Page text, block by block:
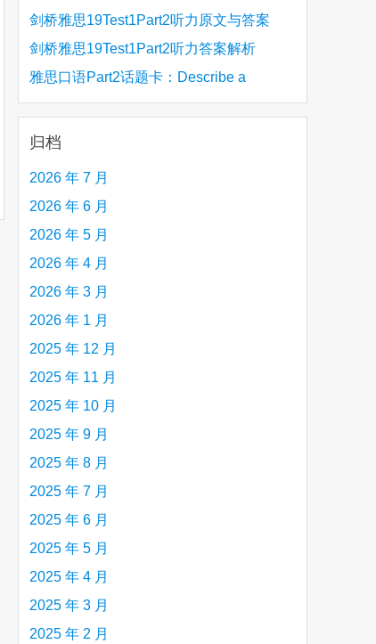
Is the era of artificial speech translation
upon us 人工智能语言翻译
剑桥雅思19Test1Part2听力原文与答案
Stanthorpe Twinning Association
剑桥雅思19Test1Part2听力答案解析
Stanthorpe Twinning Association
雅思口语Part2话题卡：Describe a
creative person (e.g. an artist, a musician,
etc.) you admire 钦佩的有创造力的人
归档
2026 年 7 月
2026 年 6 月
2026 年 5 月
2026 年 4 月
2026 年 3 月
2026 年 1 月
2025 年 12 月
2025 年 11 月
2025 年 10 月
2025 年 9 月
2025 年 8 月
2025 年 7 月
2025 年 6 月
2025 年 5 月
2025 年 4 月
2025 年 3 月
2025 年 2 月